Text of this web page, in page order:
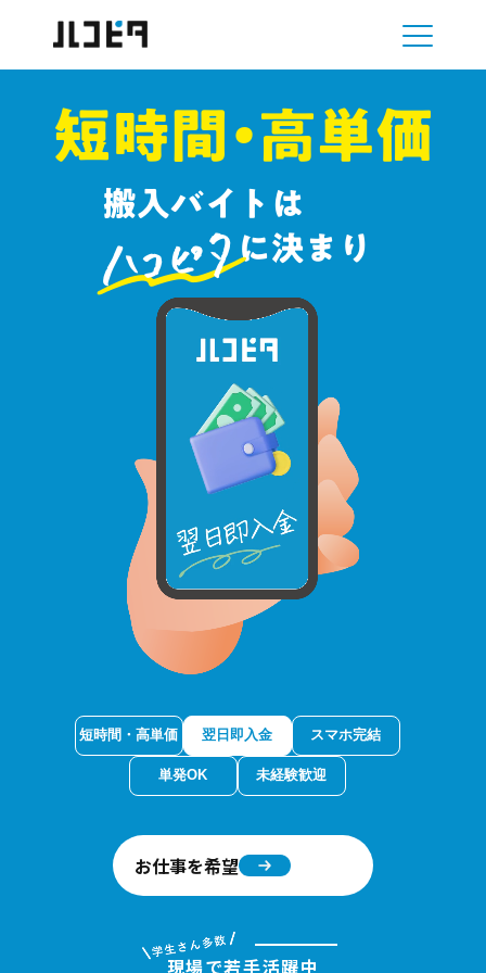
短時間・高単価​ 翌日即入金​ スマホ完結
単発OK 未経験歓迎
お仕事を希望
現場で若手活躍中